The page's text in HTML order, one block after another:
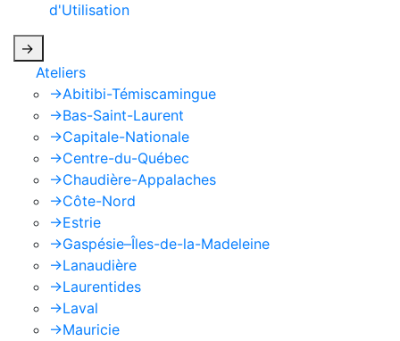
d'Utilisation
->
Ateliers
->Abitibi-Témiscamingue
->Bas-Saint-Laurent
->Capitale-Nationale
->Centre-du-Québec
->Chaudière-Appalaches
->Côte-Nord
->Estrie
->Gaspésie–Îles-de-la-Madeleine
->Lanaudière
->Laurentides
->Laval
->Mauricie